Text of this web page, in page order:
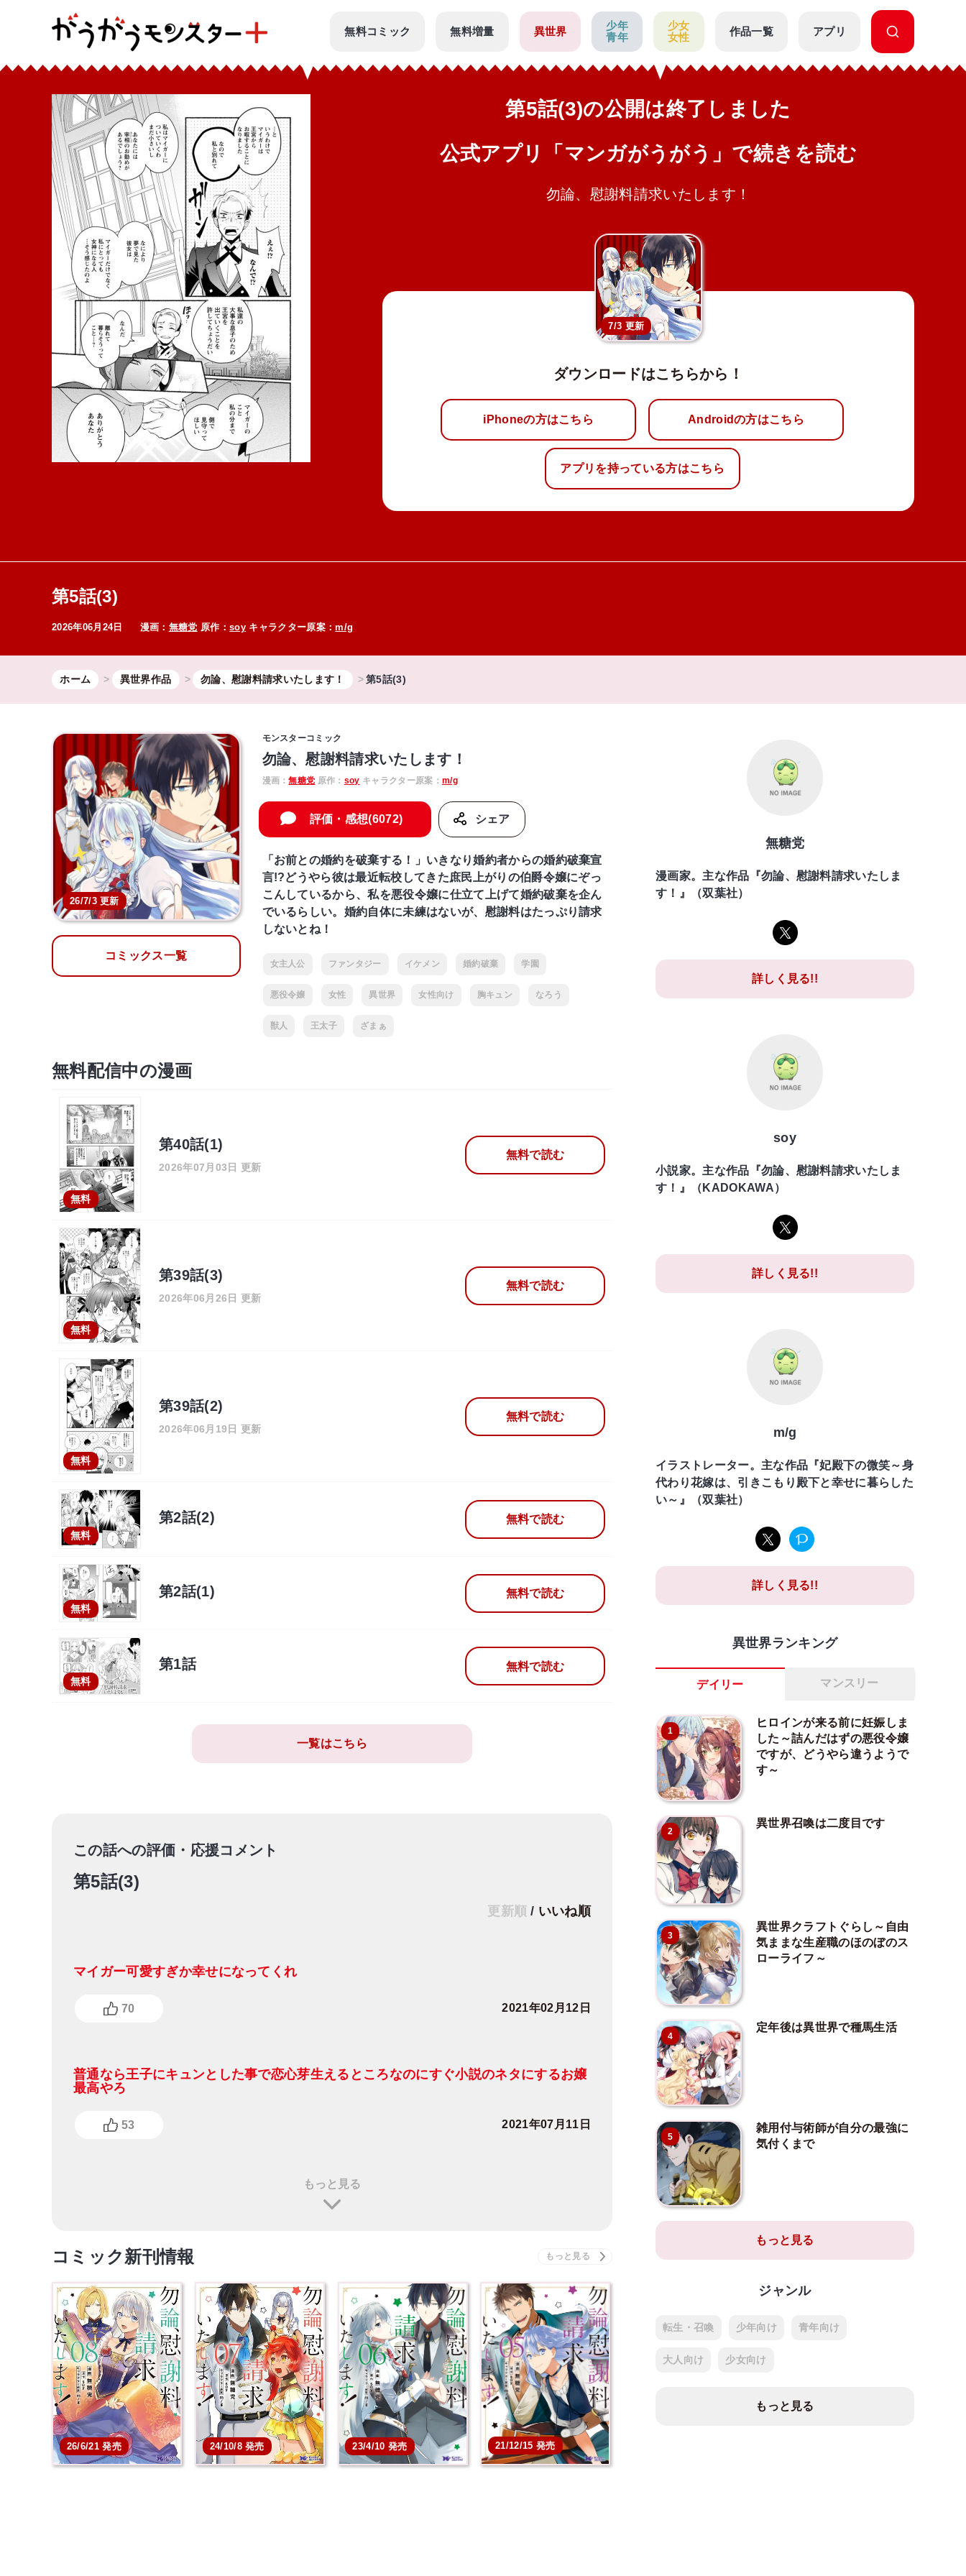
無料コミック 無料増量 異世界
少年
青年
少女
女性
作品一覧 アプリ
第5話(3)の公開は終了しました
公式アプリ「マンガがうがう」で続きを読む
勿論、慰謝料請求いたします！
7/3 更新
ダウンロードはこちらから！
iPhoneの方はこちら Androidの方はこちら
アプリを持っている方はこちら
第5話(3)
2026年06月24日 漫画： 無糖党 原作：soy キャラクター原案：m/g
ホーム 異世界作品 勿論、慰謝料請求いたします！ 第5話(3)
26/7/3 更新
コミックス一覧
モンスターコミック
勿論、慰謝料請求いたします！
漫画：無糖党 原作： soy キャラクター原案： m/g
評価・感想(6072) シェア
「お前との婚約を破棄する！」いきなり婚約者からの婚約破棄宣
言!?どうやら彼は最近転校してきた庶民上がりの伯爵令嬢にぞっ
こんしているから、私を悪役令嬢に仕立て上げて婚約破棄を企ん
でいるらしい。婚約自体に未練はないが、慰謝料はたっぷり請求
しないとね！
女主人公 ファンタジー イケメン 婚約破棄 学園
悪役令嬢 女性 異世界 女性向け 胸キュン なろう
獣人 王太子 ざまぁ
無料配信中の漫画
無料
第40話(1)
2026年07月03日 更新
無料で読む
無料
第39話(3)
2026年06月26日 更新
無料で読む
無料
第39話(2)
2026年06月19日 更新
無料で読む
無料
第2話(2) 無料で読む
無料
第2話(1) 無料で読む
無料
第1話 無料で読む
一覧はこちら
この話への評価・応援コメント
第5話(3)
更新順 / いいね順
マイガー可愛すぎか幸せになってくれ
70 2021年02月12日
普通なら王子にキュンとした事で恋心芽生えるところなのにすぐ小説のネタにするお嬢
最高やろ
53 2021年07月11日
もっと見る
コミック新刊情報
26/6/21 発売 24/10/8 発売 23/4/10 発売 21/12/15 発売
無糖党
漫画家。主な作品『勿論、慰謝料請求いたしま
す！』（双葉社）
詳しく見る!!
soy
小説家。主な作品『勿論、慰謝料請求いたしま
す！』（KADOKAWA）
詳しく見る!!
m/g
イラストレーター。主な作品『妃殿下の微笑～身
代わり花嫁は、引きこもり殿下と幸せに暮らした
い～』（双葉社）
詳しく見る!!
異世界ランキング
デイリー マンスリー
1
ヒロインが来る前に妊娠しま
した～詰んだはずの悪役令嬢
ですが、どうやら違うようで
す～
2
異世界召喚は二度目です
3
異世界クラフトぐらし～自由
気ままな生産職のほのぼのス
ローライフ～
4
定年後は異世界で種馬生活
5
雑用付与術師が自分の最強に
気付くまで
もっと見る
ジャンル
転生・召喚 少年向け 青年向け
大人向け 少女向け
もっと見る